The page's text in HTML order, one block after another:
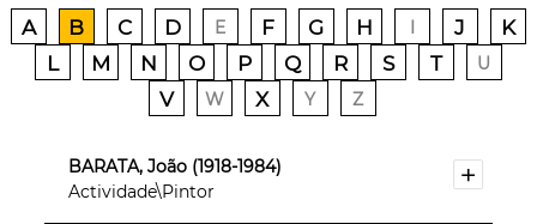
A B C D E F G H I J
K
L
M N O P Q R S T U
V W X Y Z
BARATA, João (1918-1984)
Actividade\Pintor